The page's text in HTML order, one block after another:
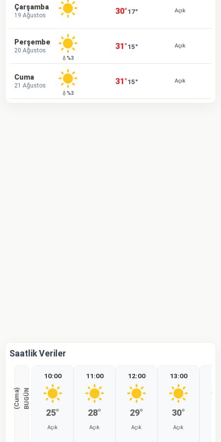
Çarşamba
19 Ağustos 30°17° Açık
Perşembe
20 Ağustos
💧%3
31°15° Açık
Cuma
21 Ağustos
💧%3
31°15° Açık
Saatlik Veriler
B
U
G
Ü
N
(
C
u
m
a
)
10:00
25°
Açık
11:00
28°
Açık
12:00
29°
Açık
13:00
30°
Açık